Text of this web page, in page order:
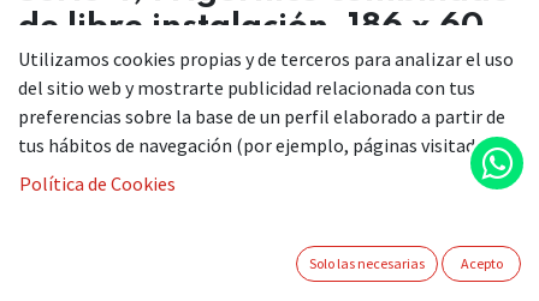
de libre instalación, 186 x 60
cm, Acero antihuellas, Total
NoFrost
KGN366ICF
Utilizamos cookies propias y de terceros para analizar el uso
del sitio web y mostrarte publicidad relacionada con tus
preferencias sobre la base de un perfil elaborado a partir de
tus hábitos de navegación (por ejemplo, páginas visitadas).
Política de Cookies
Solo las necesarias Acepto